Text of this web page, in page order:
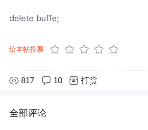
delete buffe;
给本帖投票
817 10 打赏
全部评论